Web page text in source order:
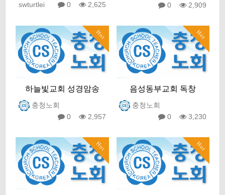
swturtlei 0 2,625
0
2,909
Hot
하늘빛교회 성경암송
충청노회
0
2,957
Hot
음성동부교회 독창
충청노회
0
3,230
Hot Hot